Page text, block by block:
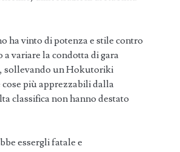
ha vinto di potenza e stile contro
variare la condotta di gara
sollevando un Hokutoriki
cose più apprezzabili dalla
classifica non hanno destato
essergli fatale e